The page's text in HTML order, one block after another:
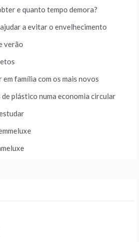
e quanto tempo demora?
a evitar o envelhecimento
verão
família com os mais novos
plástico numa economia circular